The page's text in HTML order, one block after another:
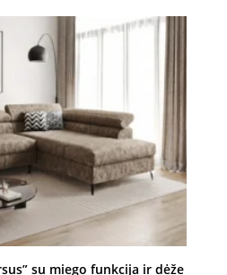
su miego funkcija ir dėže